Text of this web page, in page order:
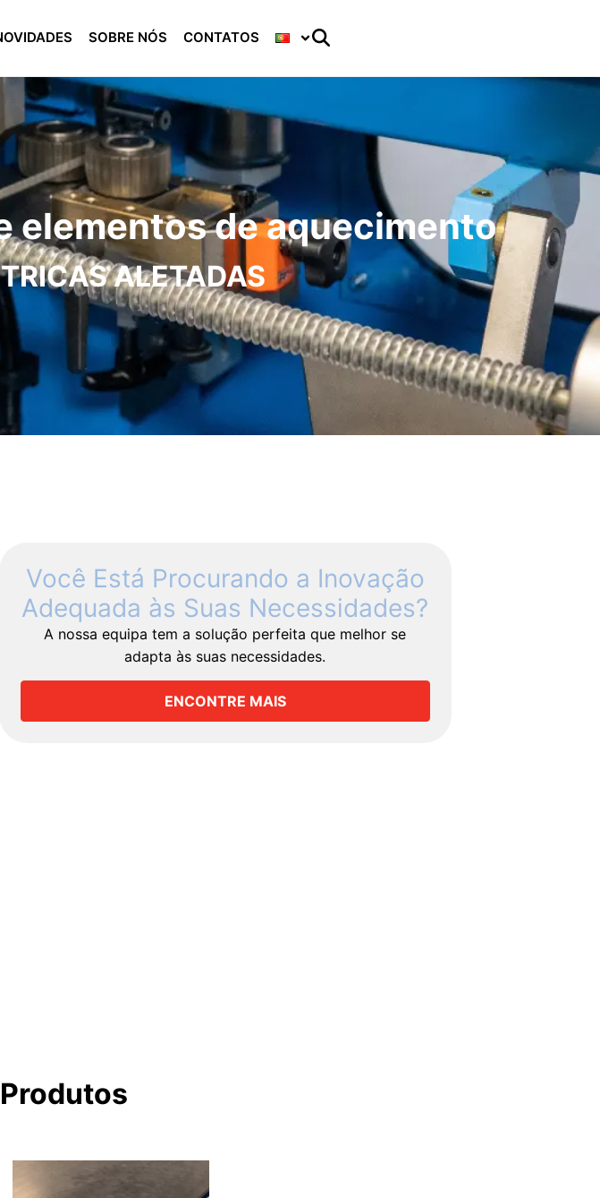
SOBRE NÓS CONTATOS
elementos de aquecimento
ALETADAS
Você Está Procurando a Inovação
Adequada às Suas Necessidades?
A nossa equipa tem a solução perfeita que melhor se
adapta às suas necessidades.
ENCONTRE MAIS